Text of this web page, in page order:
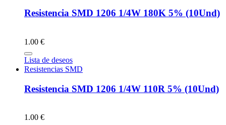
Resistencia SMD 1206 1/4W 180K 5% (10Und)
1.00 €
Lista de deseos
Resistencias SMD
Resistencia SMD 1206 1/4W 110R 5% (10Und)
1.00 €